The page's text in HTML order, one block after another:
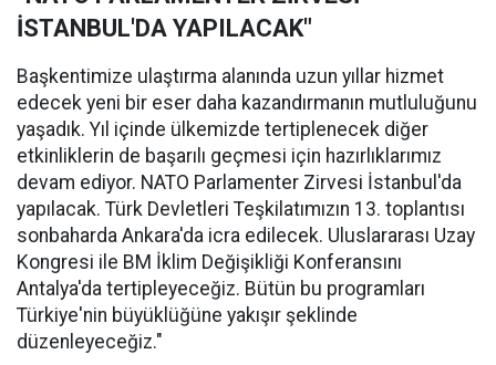
İSTANBUL'DA YAPILACAK"
Başkentimize ulaştırma alanında uzun yıllar hizmet
edecek yeni bir eser daha kazandırmanın mutluluğunu
yaşadık. Yıl içinde ülkemizde tertiplenecek diğer
etkinliklerin de başarılı geçmesi için hazırlıklarımız
devam ediyor. NATO Parlamenter Zirvesi İstanbul'da
yapılacak. Türk Devletleri Teşkilatımızın 13. toplantısı
sonbaharda Ankara'da icra edilecek. Uluslararası Uzay
Kongresi ile BM İklim Değişikliği Konferansını
Antalya'da tertipleyeceğiz. Bütün bu programları
Türkiye'nin büyüklüğüne yakışır şeklinde
düzenleyeceğiz."